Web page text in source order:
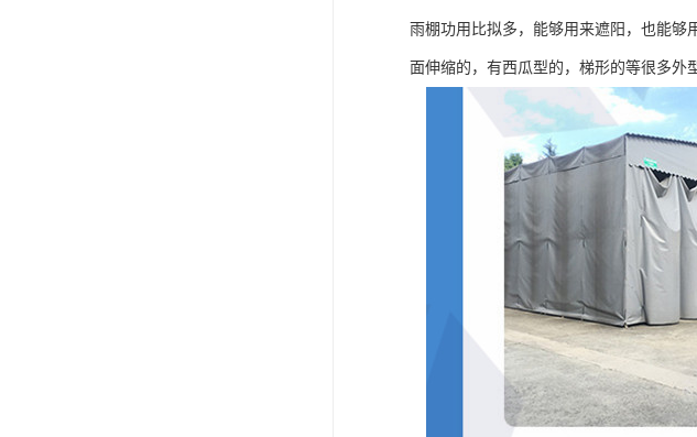
雨棚功用比拟多，能够用来遮阳，也能够
面伸缩的，有西瓜型的，梯形的等很多外